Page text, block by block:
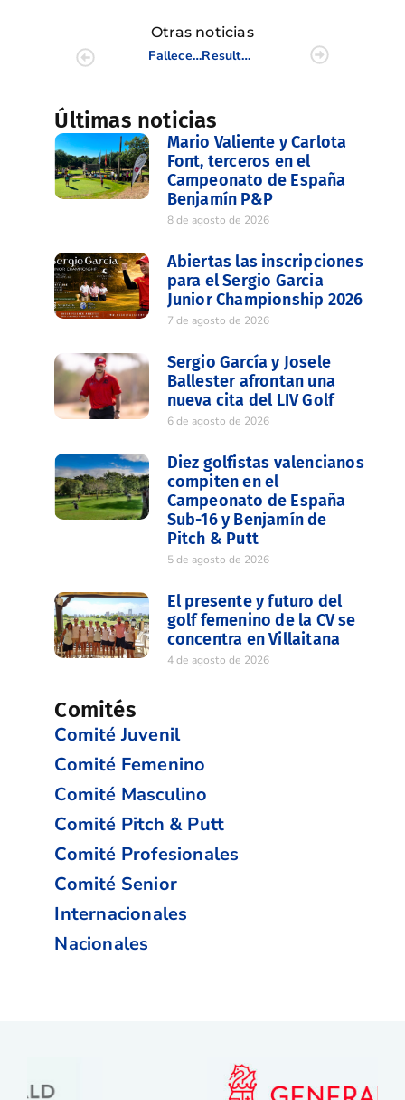
Otras noticias
Fallece Víctor Arandes
Resultados III Liguilla Senior Masculina Zona VLC/CS y ALC. Dip. Alicante
Últimas noticias
Mario Valiente y Carlota
Font, terceros en el
Campeonato de España
Benjamín P&P
8 de agosto de 2026
Abiertas las inscripciones
para el Sergio Garcia
Junior Championship 2026
7 de agosto de 2026
Sergio García y Josele
Ballester afrontan una
nueva cita del LIV Golf
6 de agosto de 2026
Diez golfistas valencianos
compiten en el
Campeonato de España
Sub-16 y Benjamín de
Pitch & Putt
5 de agosto de 2026
El presente y futuro del
golf femenino de la CV se
concentra en Villaitana
4 de agosto de 2026
Comités
Comité Juvenil
Comité Femenino
Comité Masculino
Comité Pitch & Putt
Comité Profesionales
Comité Senior
Internacionales
Nacionales